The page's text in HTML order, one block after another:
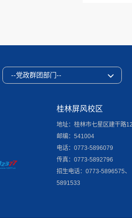
--党政群团部门--
桂林屏风校区
地址：桂林市七星区建干路
邮编：541004
电话：0773-5896079
传真：0773-5892796
招生电话：0773-5896575、
5891533